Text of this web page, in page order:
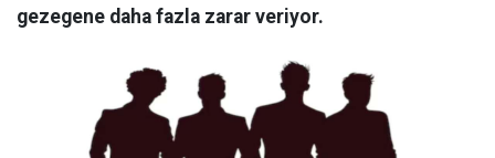
gezegene daha fazla zarar veriyor.